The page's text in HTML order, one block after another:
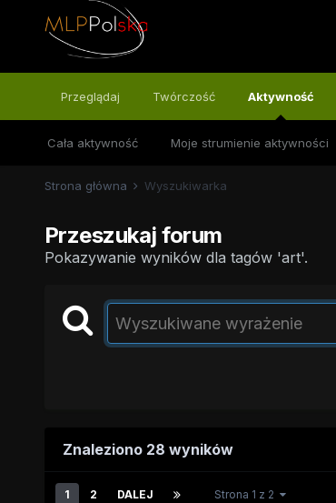
Przeglądaj Twórczość Aktywność
Cała aktywność Moje strumienie aktywności
Strona główna Wyszukiwarka
Przeszukaj forum
Pokazywanie wyników dla tagów 'art'.
Znaleziono 28 wyników
1 2 DALEJ Strona 1 z 2